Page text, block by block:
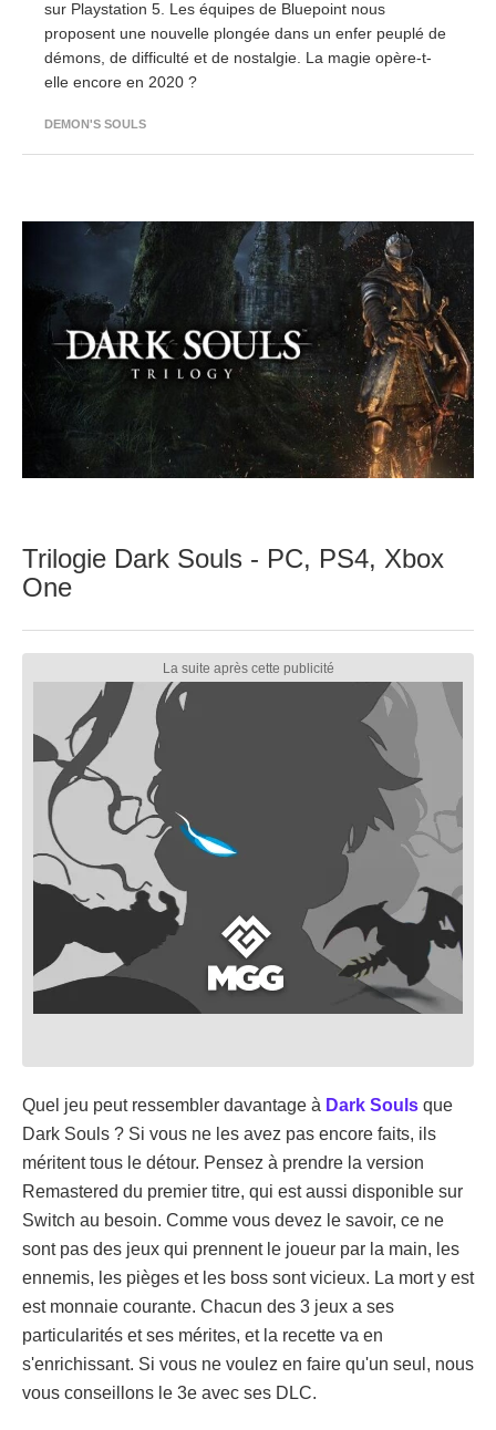
sur Playstation 5. Les équipes de Bluepoint nous
proposent une nouvelle plongée dans un enfer peuplé de
démons, de difficulté et de nostalgie. La magie opère-t-
elle encore en 2020 ?
DEMON'S SOULS
Trilogie Dark Souls - PC, PS4, Xbox
One
Quel jeu peut ressembler davantage à Dark Souls que
Dark Souls ? Si vous ne les avez pas encore faits, ils
méritent tous le détour. Pensez à prendre la version
Remastered du premier titre, qui est aussi disponible sur
Switch au besoin. Comme vous devez le savoir, ce ne
sont pas des jeux qui prennent le joueur par la main, les
ennemis, les pièges et les boss sont vicieux. La mort y est
est monnaie courante. Chacun des 3 jeux a ses
particularités et ses mérites, et la recette va en
s'enrichissant. Si vous ne voulez en faire qu'un seul, nous
vous conseillons le 3e avec ses DLC.